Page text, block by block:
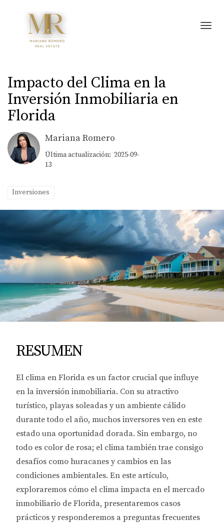
Impacto del Clima en la
Inversión Inmobiliaria en
Florida
Mariana Romero
Última actualización: 2025-09-
13
Inversiones
RESUMEN
El clima en Florida es un factor crucial que influye
en la inversión inmobiliaria. Con su atractivo
turístico, playas soleadas y un ambiente cálido
durante todo el año, muchos inversores ven en este
estado una oportunidad dorada. Sin embargo, no
todo es color de rosa; el clima también trae consigo
desafíos como huracanes y cambios en las
condiciones ambientales. En este artículo,
exploraremos cómo el clima impacta en el mercado
inmobiliario de Florida, presentaremos casos
prácticos y responderemos a preguntas frecuentes